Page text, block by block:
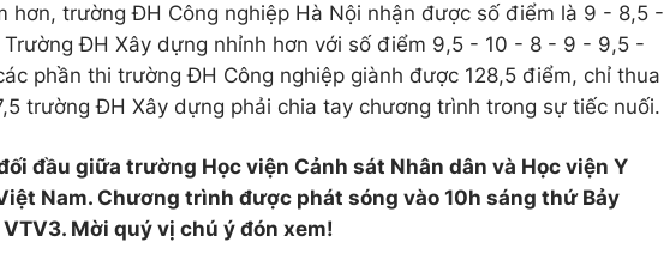
hơn, trường ĐH Công nghiệp Hà Nội nhận được số điểm là 9 - 8,5 -
ĐH Xây dựng nhỉnh hơn với số điểm 9,5 - 10 - 8 - 9 - 9,5 -
phần thi trường ĐH Công nghiệp giành được 128,5 điểm, chỉ thua
trường ĐH Xây dựng phải chia tay chương trình trong sự tiếc nuối.
đầu giữa trường Học viện Cảnh sát Nhân dân và Học viện Y
Nam. Chương trình được phát sóng vào 10h sáng thứ Bảy
Mời quý vị chú ý đón xem!